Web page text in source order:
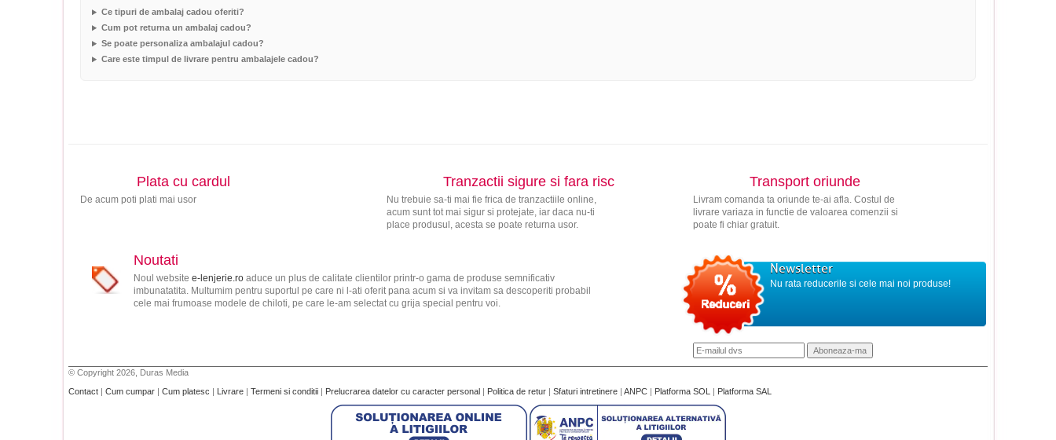
Ce tipuri de ambalaj cadou oferiti?
Cum pot returna un ambalaj cadou?
Se poate personaliza ambalajul cadou?
Care este timpul de livrare pentru ambalajele cadou?
Plata cu cardul
De acum poti plati mai usor
Tranzactii sigure si fara risc
Nu trebuie sa-ti mai fie frica de tranzactiile online,
acum sunt tot mai sigur si protejate, iar daca nu-ti
place produsul, acesta se poate returna usor.
Transport oriunde
Livram comanda ta oriunde te-ai afla. Costul de
livrare variaza in functie de valoarea comenzii si
poate fi chiar gratuit.
Noutati
Noul website e-lenjerie.roaduce un plus de calitate clientilor printr-o gama de produse semnificativ
imbunatatita. Multumim pentru suportul pe care ni l-ati oferit pana acum si va invitam sa descoperiti probabil
cele mai frumoase modele de chiloti, pe care le-am selectat cu grija special pentru voi.
Newsletter
Nu rata reducerile si cele mai noi produse!
© Copyright 2026, Duras Media
Contact
Cum cumpar Cum platesc Livrare Termeni si conditii Prelucrarea datelor cu caracter personal Politica de retur Sfaturi intretinere ANPC Platforma SOL Platforma SAL